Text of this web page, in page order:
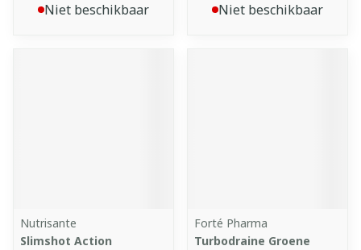
Niet beschikbaar Niet beschikbaar
Nutrisante
Slimshot Action
Forté Pharma
Turbodraine Groene